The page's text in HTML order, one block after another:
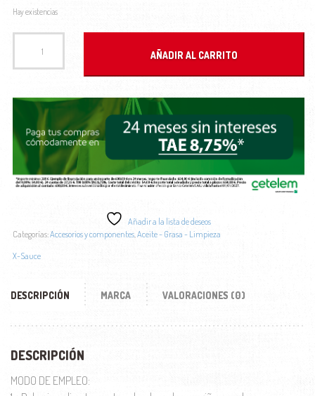
Hay existencias
DESENGRASANTE x-Sauce PARA CADENAS 5 Litros cantidad
AÑADIR AL CARRITO
Añadir a la lista de deseos
Categorías:Accesorios y componentes, Aceite - Grasa - Limpieza
X-Sauce
DESCRIPCIÓN MARCA VALORACIONES (0)
DESCRIPCIÓN
MODO DE EMPLEO: